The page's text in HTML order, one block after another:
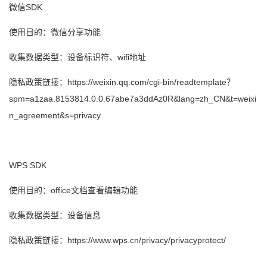
微信SDK
使用目的：微信分享功能
收集数据类型：设备标识符、wifi地址
隐私政策链接：https://weixin.qq.com/cgi-bin/readtemplate？
spm=a1zaa.8153814.0.0.67abe7a3ddAz0R&lang=zh_CN&t=weixi
n_agreement&s=privacy
WPS SDK
使用目的：office文档查看编辑功能
收集数据类型：设备信息
隐私政策链接：https://www.wps.cn/privacy/privacyprotect/